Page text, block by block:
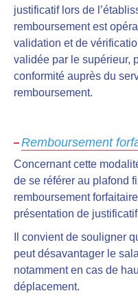
justificatif lors de
remboursement est
validation et de
validée par le supérieur,
conformité auprès du
remboursement.
Remboursement
Concernant cette
de se référer au plafond
remboursement
présentation de
Il convient de souligner
peut désavantager le
notamment en cas de
déplacement.